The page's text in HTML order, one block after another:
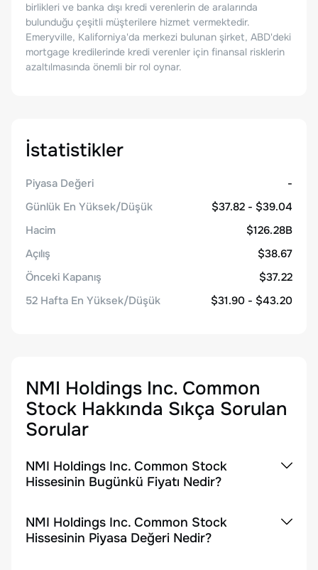
birlikleri ve banka dışı kredi verenlerin de aralarında
bulunduğu çeşitli müşterilere hizmet vermektedir.
Emeryville, Kaliforniya'da merkezi bulunan şirket, ABD'deki
mortgage kredilerinde kredi verenler için finansal risklerin
azaltılmasında önemli bir rol oynar.
İstatistikler
Piyasa Değeri
-
Günlük En Yüksek/Düşük
$37.82 - $39.04
Hacim
$126.28B
Açılış
$38.67
Önceki Kapanış
$37.22
52 Hafta En Yüksek/Düşük
$31.90 - $43.20
NMI Holdings Inc. Common
Stock Hakkında Sıkça Sorulan
Sorular
NMI Holdings Inc. Common Stock
Hissesinin Bugünkü Fiyatı Nedir?
NMI Holdings Inc. Common Stock
Hissesinin Piyasa Değeri Nedir?